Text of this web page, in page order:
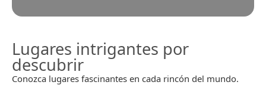
Lugares intrigantes por
descubrir
Conozca lugares fascinantes en cada rincón del mundo.